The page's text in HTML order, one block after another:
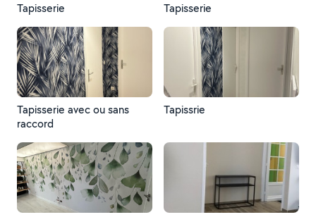
Tapisserie Tapisserie
Tapisserie avec ou sans
raccord
Tapissrie